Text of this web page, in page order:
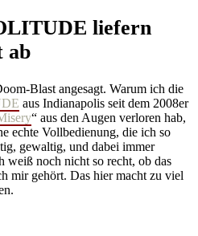
liefern
ab
Blast angesagt. Warum ich die
aus Indianapolis seit dem 2008er
“ aus den Augen verloren hab,
echte Vollbedienung, die ich so
gewaltig, und dabei immer
weiß noch nicht so recht, ob das
mir gehört. Das hier macht zu viel